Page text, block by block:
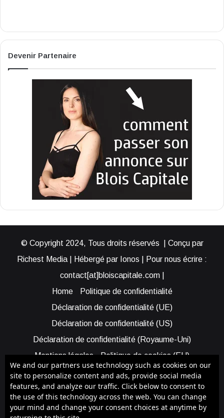
Devenir Partenaire
© Copyright 2024, Tous droits réservés | Conçu par
Richest Media | Hébergé par Ionos | Pour nous écrire :
contact[at]bloiscapitale.com |
Home
Politique de confidentialité
Déclaration de confidentialité (UE)
Déclaration de confidentialité (US)
Déclaration de confidentialité (Royaume-Uni)
Mentions légales
Politique de cookies (EU)
Cookie Policy (AUS)
Cookie Policy (US)
Qui sommes-nous ?
Participer à Blois Capitale
Bénéficier d’une assistance
We and our partners use technology such as cookies on our
site to personalize content and ads, provide social media
features, and analyze our traffic. Click below to consent to
the use of this technology across the web. You can change
your mind and change your consent choices at anytime by